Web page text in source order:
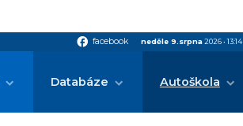
facebook facebook neděle 9.srpna 2026•13:14
Databáze Autoškola